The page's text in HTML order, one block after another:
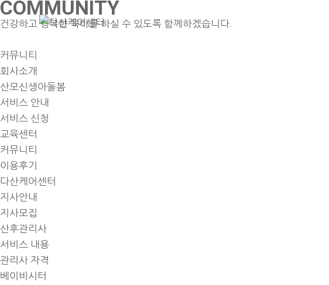
COMMUNITY
건강하고 행복한 육아를 하실 수 있도록 함께하겠습니다.
커뮤니티
회사소개
산모신생아돌봄
서비스 안내
서비스 신청
교육센터
커뮤니티
이용후기
다산케어센터
지사안내
지사모집
산후관리사
서비스 내용
관리사 자격
베이비시터